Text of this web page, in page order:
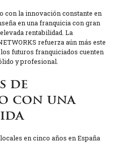
con la innovación constante en
en una franquicia con gran
rentabilidad. La
refuerza aún más este
futuros franquiciados cuenten
y profesional.
de
con una
en cinco años en España